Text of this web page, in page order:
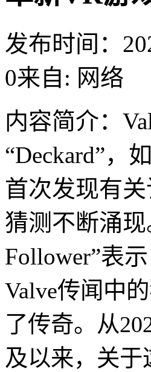
发布时间：
0来自: 网络
内容简介：
“Deckard”，
首次发现有
猜测不断涌
Follower”表
Valve传闻中
了传奇。从
及以来，关